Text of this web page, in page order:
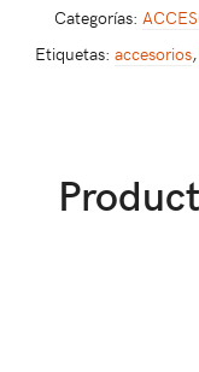
Categorías:
Etiquetas: accesorios,